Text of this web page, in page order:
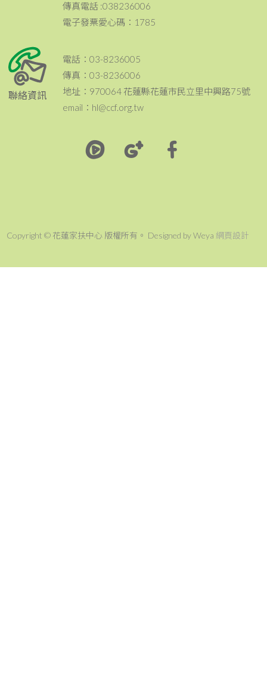
傳真電話 :038236006
電子發票愛心碼：1785
聯絡資訊
電話：03-8236005
傳真：03-8236006
地址：970064 花蓮縣花蓮市民立里中興路75號
email：hl@ccf.org.tw
Copyright © 花蓮家扶中心 版權所有。 Designed by Weya 網頁設計